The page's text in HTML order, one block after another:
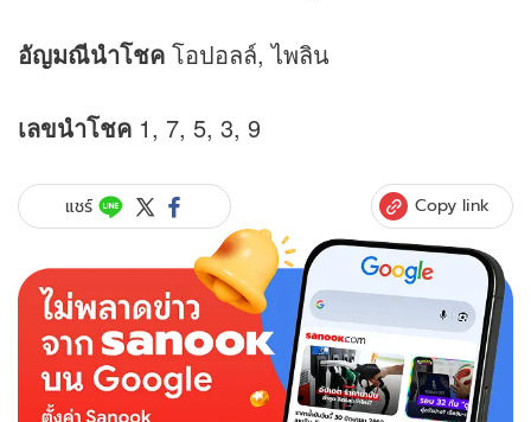
อัญมณีนำโชค โอปอลล์, ไพลิน
เลขนำโชค 1, 7, 5, 3, 9
แชร์ Copy link